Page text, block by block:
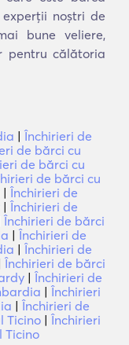
noștri de
bune veliere,
pentru călătoria
| Închirieri de
de bărci cu
de bărci cu
de bărci cu
| Închirieri de
| Închirieri de
Închirieri de bărci
| Închirieri de
| Închirieri de
Închirieri de bărci
| Închirieri de
| Închirieri
| Închirieri de
Ticino | Închirieri
Ticino